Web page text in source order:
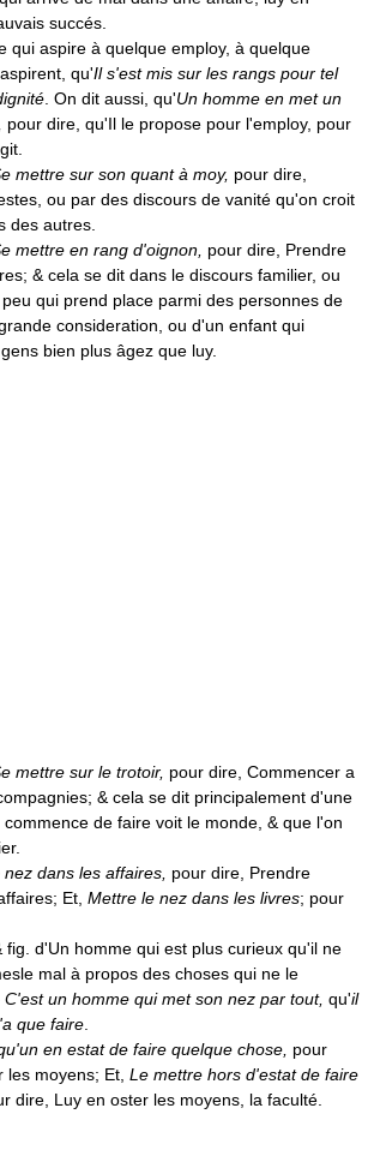
succés.
qui aspire à quelque employ, à quelque
qu'Il s'est mis sur les rangs pour tel
. On dit aussi, qu'Un homme en met un
pour dire, qu'Il le propose pour l'employ, pour
mettre sur son quant à moy, pour dire,
ou par des discours de vanité qu'on croit
des autres.
mettre en rang d'oignon, pour dire, Prendre
& cela se dit dans le discours familier, ou
qui prend place parmi des personnes de
consideration, ou d'un enfant qui
bien plus âgez que luy.
mettre sur le trotoir, pour dire, Commencer a
& cela se dit principalement d'une
de faire voit le monde, & que l'on
dans les affaires, pour dire, Prendre
Et, Mettre le nez dans les livres; pour
fig. d'Un homme qui est plus curieux qu'il ne
mal à propos des choses qui ne le
C'est un homme qui met son nez par tout, qu'il
que faire
en estat de faire quelque chose, pour
moyens; Et, Le mettre hors d'estat de faire
dire, Luy en oster les moyens, la faculté.